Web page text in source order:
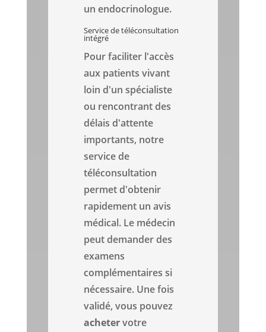
un endocrinologue.
Service de téléconsultation
intégré
Pour faciliter l'accès
aux patients vivant
loin d'un spécialiste
ou rencontrant des
délais d'attente
importants, notre
service de
téléconsultation
permet d'obtenir
rapidement un avis
médical. Le médecin
peut demander des
examens
complémentaires si
nécessaire. Une fois
validé, vous pouvez
achetervotre